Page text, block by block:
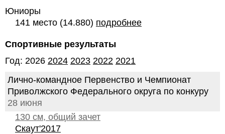
Юниоры
141 место (14.880) подробнее
Спортивные результаты
Год: 2026 2024 2023 2022 2021
Лично-командное Первенство и Чемпионат
Приволжского Федерального округа по конкуру
28 июня
130 см, общий зачет
Скаут'2017